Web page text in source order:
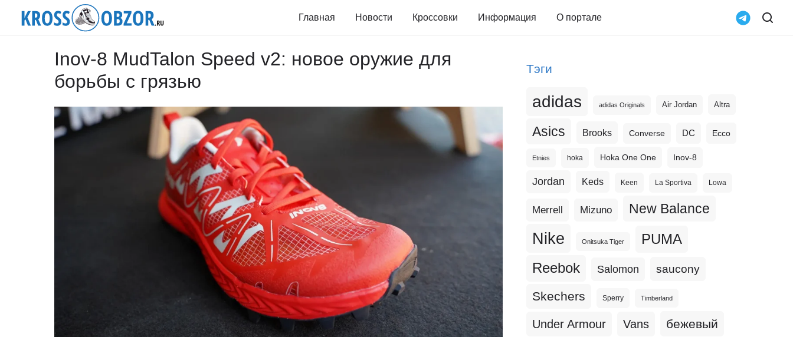
Главная Новости Кроссовки Информация О портале
Inov-8 MudTalon Speed v2: новое оружие для
борьбы с грязью
Тэги
adidas adidas Originals Air Jordan Altra
Asics Brooks Converse DC Ecco
Etnies hoka Hoka One One Inov-8
Jordan Keds Keen La Sportiva Lowa
Merrell Mizuno New Balance
Nike Onitsuka Tiger PUMA
Reebok Salomon saucony
Skechers Sperry Timberland
Under Armour Vans бежевый